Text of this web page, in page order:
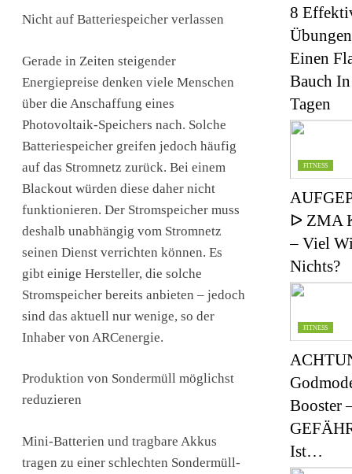
Nicht auf Batteriespeicher verlassen
Gerade in Zeiten steigender
Energiepreise denken viele Menschen
über die Anschaffung eines
Photovoltaik-Speichers nach. Solche
Batteriespeicher greifen jedoch häufig
auf das Stromnetz zurück. Bei einem
Blackout würden diese daher nicht
funktionieren. Der Stromspeicher muss
deshalb unabhängig vom Stromnetz
seinen Dienst verrichten können. Es
gibt einige Hersteller, die solche
Stromspeicher bereits anbieten – jedoch
sind das aktuell nur wenige, so der
Inhaber von ARCenergie.
Produktion von Sondermüll möglichst
reduzieren
Mini-Batterien und tragbare Akkus
tragen zu einer schlechten Sondermüll-
8
Einen
Bauch
Tagen
FITNESS
ᐅ ZMA
– Viel
Nichts?
FITNESS
Booster
Ist…